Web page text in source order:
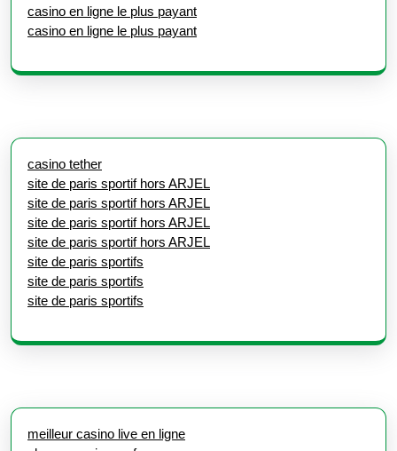
casino en ligne le plus payant
casino en ligne le plus payant
casino tether
site de paris sportif hors ARJEL
site de paris sportif hors ARJEL
site de paris sportif hors ARJEL
site de paris sportif hors ARJEL
site de paris sportifs
site de paris sportifs
site de paris sportifs
meilleur casino live en ligne